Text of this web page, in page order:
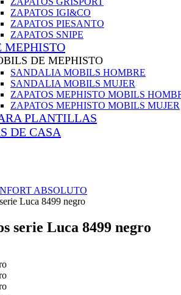
ZAPATOS IGI&CO
ZAPATOS PIESANTO
ZAPATOS SNIPE
MEPHISTO
DE MEPHISTO
SANDALIA MOBILS HOMBRE
SANDALIA MOBILS MUJER
ZAPATOS MEPHISTO MOBILS
ZAPATOS MEPHISTO MOBILS MUJER
PLANTILLAS
DE CASA
ABSOLUTO
Luca 8499 negro
serie Luca 8499 negro